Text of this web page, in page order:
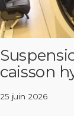
caisson
25 juin 2026